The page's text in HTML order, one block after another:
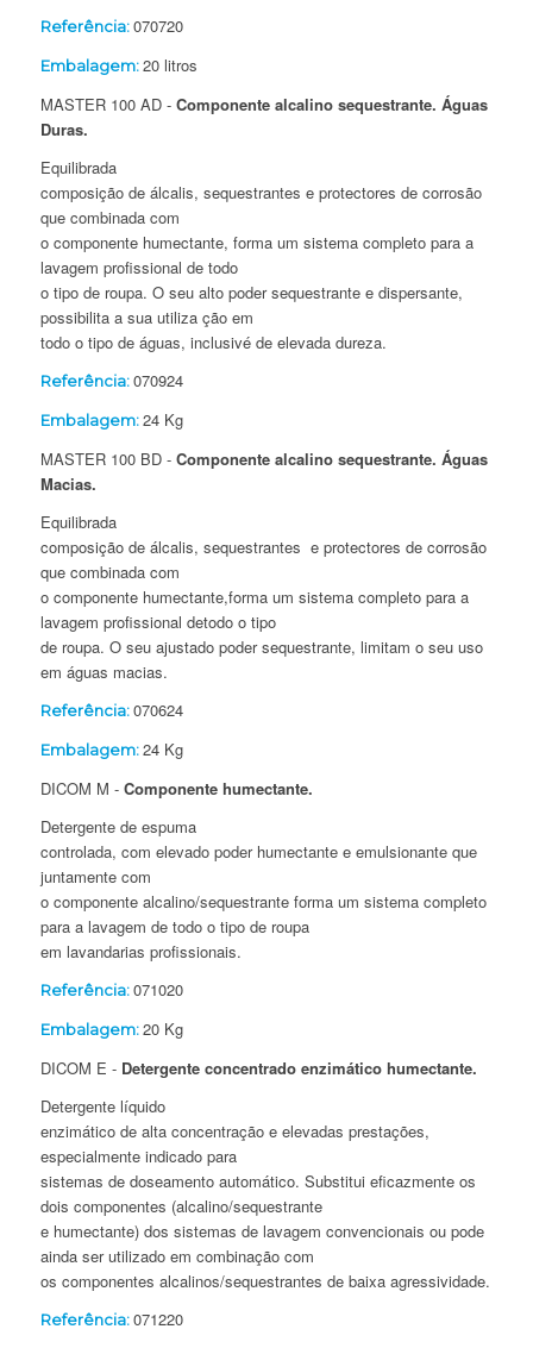
Referência:070720
Embalagem:20 litros
MASTER 100 AD - Componente alcalino sequestrante. Águas
Duras.
Equilibrada
composição de álcalis, sequestrantes e protectores de corrosão
que combinada com
o componente humectante, forma um sistema completo para a
lavagem profissional de todo
o tipo de roupa. O seu alto poder sequestrante e dispersante,
possibilita a sua utiliza ção em
todo o tipo de águas, inclusivé de elevada dureza.
Referência:070924
Embalagem:24 Kg
MASTER 100 BD - Componente alcalino sequestrante. Águas
Macias.
Equilibrada
composição de álcalis, sequestrantes e protectores de corrosão
que combinada com
o componente humectante,forma um sistema completo para a
lavagem profissional detodo o tipo
de roupa. O seu ajustado poder sequestrante, limitam o seu uso
em águas macias.
Referência:070624
Embalagem:24 Kg
DICOM M - Componente humectante.
Detergente de espuma
controlada, com elevado poder humectante e emulsionante que
juntamente com
o componente alcalino/sequestrante forma um sistema completo
para a lavagem de todo o tipo de roupa
em lavandarias profissionais.
Referência:071020
Embalagem:20 Kg
DICOM E - Detergente concentrado enzimático humectante.
Detergente líquido
enzimático de alta concentração e elevadas prestações,
especialmente indicado para
sistemas de doseamento automático. Substitui eficazmente os
dois componentes (alcalino/sequestrante
e humectante) dos sistemas de lavagem convencionais ou pode
ainda ser utilizado em combinação com
os componentes alcalinos/sequestrantes de baixa agressividade.
Referência:071220